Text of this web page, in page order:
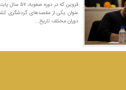
قزوین که
عنوان یکی از مقصدهای گردشگری
دوران مختلف تاریخ...